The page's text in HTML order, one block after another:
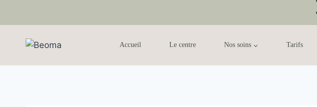
Accueil Le centre Nos soins Tarifs